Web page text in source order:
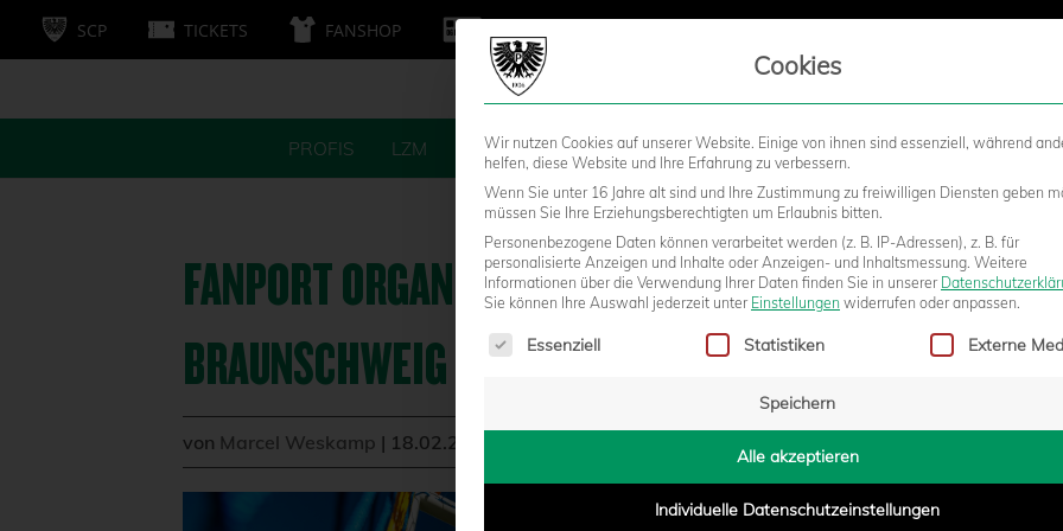
SCP TICKETS FANSHOP
PROFIS LZM FANS STADION BUSINESS KIDS
FANPORT ORGANISIERT U18-TOUR NACH
BRAUNSCHWEIG
von Marcel Weskamp | 18.02.2026 - 14:27
Cookies
Wir nutzen Cookies auf unserer Website. Einige von ihnen sind essenziell, während
helfen, diese Website und Ihre Erfahrung zu verbessern.
Wenn Sie unter 16 Jahre alt sind und Ihre Zustimmung zu freiwilligen Diensten geben
müssen Sie Ihre Erziehungsberechtigten um Erlaubnis bitten.
Personenbezogene Daten können verarbeitet werden (z. B. IP-Adressen), z. B. für
personalisierte Anzeigen und Inhalte oder Anzeigen- und Inhaltsmessung. Weitere
Informationen über die Verwendung Ihrer Daten finden Sie in unserer
Sie können Ihre Auswahl jederzeit unter Einstellungen widerrufen oder anpassen.
Es folgt eine Liste der Service-Gruppen, für die eine Einwilligung erteilt
Essenziell Statistiken Externe
Speichern
Alle akzeptieren
Individuelle Datenschutzeinstellungen